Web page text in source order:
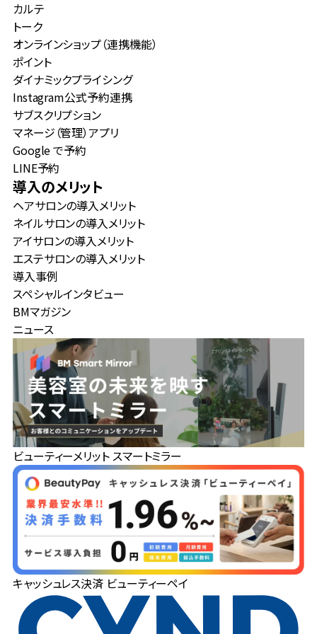
カルテ
トーク
オンラインショップ（連携機能）
ポイント
ダイナミックプライシング
Instagram公式予約連携
サブスクリプション
マネージ（管理）アプリ
Google で予約
LINE予約
導入のメリット
ヘアサロンの導入メリット
ネイルサロンの導入メリット
アイサロンの導入メリット
エステサロンの導入メリット
導入事例
スペシャルインタビュー
BMマガジン
ニュース
ビューティーメリット スマートミラー
キャッシュレス決済 ビューティーペイ